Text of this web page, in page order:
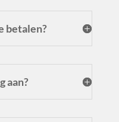
betalen?
aan?